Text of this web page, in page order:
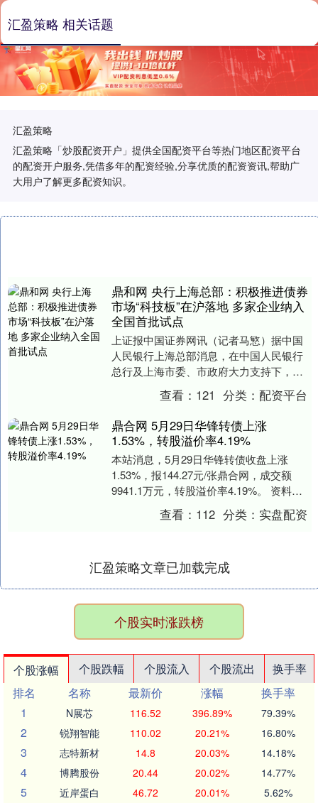
汇盈策略
汇盈策略「炒股配资开户」提供全国配资平台等热门地区配资平台
的配资开户服务,凭借多年的配资经验,分享优质的配资资讯,帮助广
大用户了解更多配资知识。
汇盈策略 相关话题
鼎和网 央行上海总部：积极推进债券
市场“科技板”在沪落地 多家企业纳入
全国首批试点
上证报中国证券网讯（记者马慜）据中国
人民银行上海总部消息，在中国人民银行
总行及上海市委、市政府大力支持下，中
国人民银行上海总部会同市委金融办等相
关部门积极推动上....
查看： 121 分类：配资平台
鼎合网 5月29日华锋转债上涨
1.53%，转股溢价率4.19%
本站消息，5月29日华锋转债收盘上涨
1.53%，报144.27元/张鼎合网，成交额
9941.1万元，转股溢价率4.19%。 资料显
示，华锋转债信用级别为“A-”....
查看： 112 分类： 实盘配资
汇盈策略文章已加载完成
个股实时涨跌榜
个股涨幅 个股跌幅 个股流入 个股流出
换手率
排名
名称 最新价 涨幅
换手率
1
N展芯 116.52 396.89% 79.39%
2 锐翔智能 110.02 20.21% 16.80%
3 志特新材 14.8 20.03% 14.18%
4 博腾股份 20.44 20.02% 14.77%
5 近岸蛋白 46.72 20.01% 5.62%